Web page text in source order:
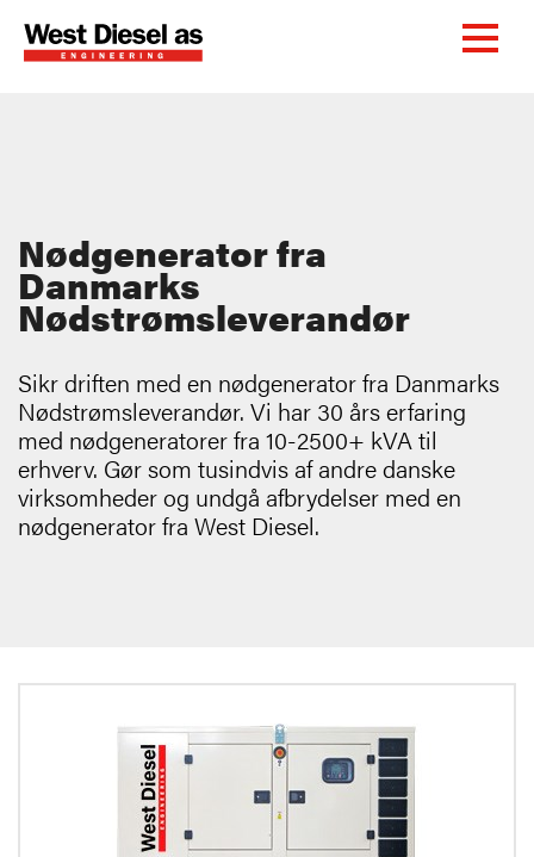
Nødgenerator fra
Danmarks
Nødstrømsleverandør
Sikr driften med en nødgenerator fra Danmarks
Nødstrømsleverandør. Vi har 30 års erfaring
med nødgeneratorer fra 10-2500+ kVA til
erhverv. Gør som tusindvis af andre danske
virksomheder og undgå afbrydelser med en
nødgenerator fra West Diesel.